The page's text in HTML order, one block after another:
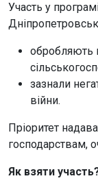
Участь у
обробляють
зазнали
війни.
Пріоритет
господарствам,
Як взяти